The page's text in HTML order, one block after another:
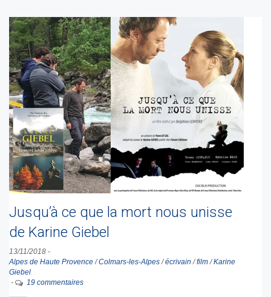
Jusqu’à ce que la mort nous unisse
de Karine Giebel
13/11/2018 -
Alpes de Haute Provence/Colmars-les-Alpes/écrivain /film/Karine
Giebel
-
19 commentaires